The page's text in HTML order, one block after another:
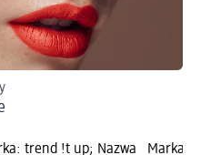
trend !t up; Nazwa
Marka: